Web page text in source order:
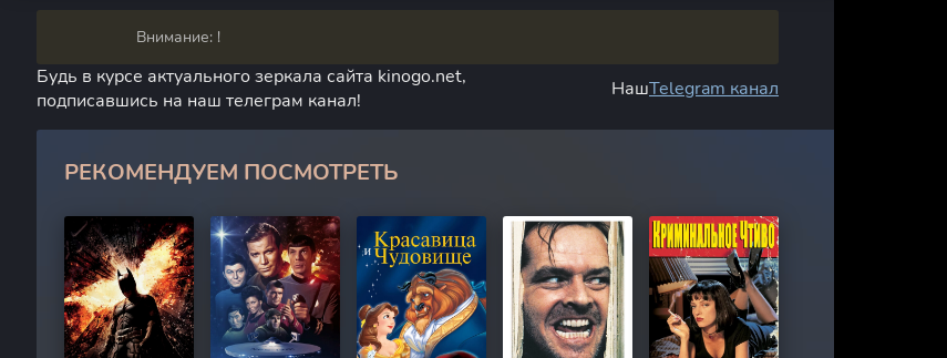
Внимание: !
Будь в курсе актуального зеркала сайта kinogo.net,
подписавшись на наш телеграм канал!
НашTelegram канал
РЕКОМЕНДУЕМ ПОСМОТРЕТЬ